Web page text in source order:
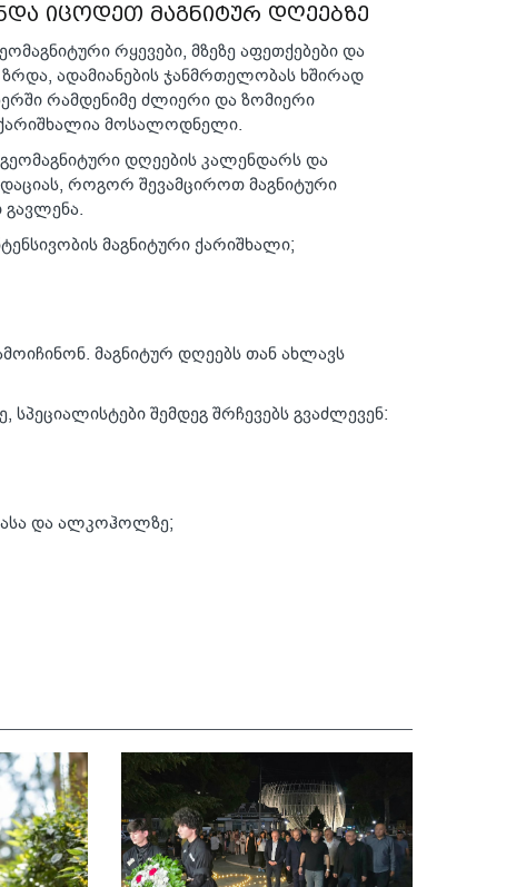
იცოდეთ მაგნიტურ დღეებზე
რყევები, მზეზე აფეთქებები და
ადამიანების ჯანმრთელობას ხშირად
რამდენიმე ძლიერი და ზომიერი
ქარიშხალია მოსალოდნელი.
გეომაგნიტური დღეების კალენდარს და
როგორ შევამციროთ მაგნიტური
მაგნიტური ქარიშხალი;
მაგნიტურ დღეებს თან ახლავს
შემდეგ შრჩევებს გვაძლევენ:
და ალკოჰოლზე;